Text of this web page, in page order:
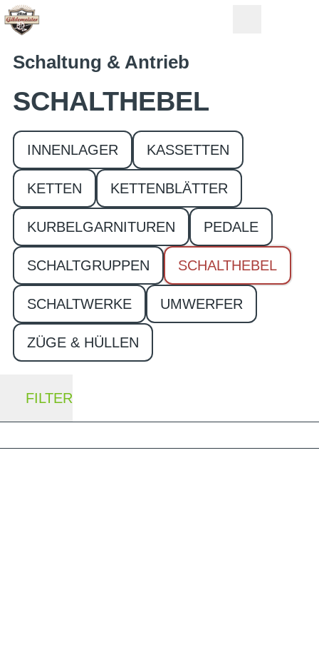
Schaltung & Antrieb
SCHALTHEBEL
INNENLAGER KASSETTEN
KETTEN KETTENBLÄTTER
KURBELGARNITUREN PEDALE
SCHALTGRUPPEN SCHALTHEBEL
SCHALTWERKE UMWERFER
ZÜGE & HÜLLEN
FILTER